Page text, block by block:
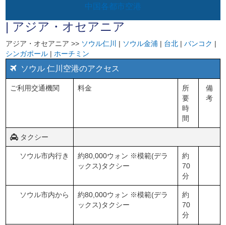
中国各都市空港
| アジア・オセアニア
アジア・オセアニア >> ソウル仁川 | ソウル金浦 | 台北 | バンコク |
シンガポール | ホーチミン
ソウル 仁川空港のアクセス
ご利用交通機関 料金
所
要
時
間
備
考
タクシー
ソウル市内行き
約80,000ウォン ※模範(デラ
ックス)タクシー
約
70
分
ソウル市内から
約80,000ウォン ※模範(デラ
ックス)タクシー
約
70
分